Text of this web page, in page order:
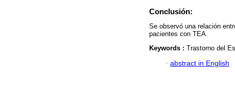
Conclusión:
Se observó una relación
pacientes con TEA.
Keywords : Trastorno del
· abstract in English